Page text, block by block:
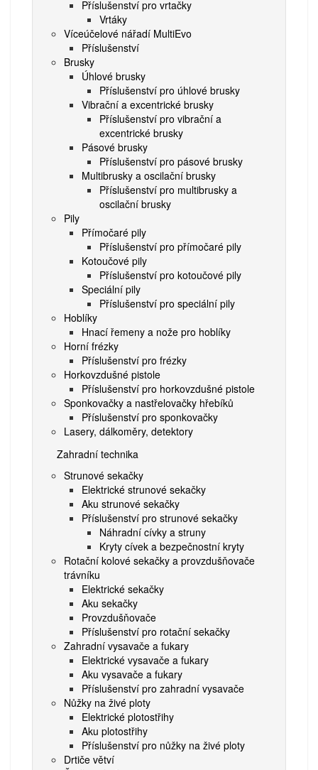
Příslušenství pro vrtačky
Vrtáky
Víceúčelové nářadí MultiEvo
Příslušenství
Brusky
Úhlové brusky
Příslušenství pro úhlové brusky
Vibrační a excentrické brusky
Příslušenství pro vibrační a
excentrické brusky
Pásové brusky
Příslušenství pro pásové brusky
Multibrusky a oscilační brusky
Příslušenství pro multibrusky a
oscilační brusky
Pily
Přímočaré pily
Příslušenství pro přímočaré pily
Kotoučové pily
Příslušenství pro kotoučové pily
Speciální pily
Příslušenství pro speciální pily
Hoblíky
Hnací řemeny a nože pro hoblíky
Horní frézky
Příslušenství pro frézky
Horkovzdušné pistole
Příslušenství pro horkovzdušné pistole
Sponkovačky a nastřelovačky hřebíků
Příslušenství pro sponkovačky
Lasery, dálkoměry, detektory
Zahradní technika
Strunové sekačky
Elektrické strunové sekačky
Aku strunové sekačky
Příslušenství pro strunové sekačky
Náhradní cívky a struny
Kryty cívek a bezpečnostní kryty
Rotační kolové sekačky a provzdušňovače
trávníku
Elektrické sekačky
Aku sekačky
Provzdušňovače
Příslušenství pro rotační sekačky
Zahradní vysavače a fukary
Elektrické vysavače a fukary
Aku vysavače a fukary
Příslušenství pro zahradní vysavače
Nůžky na živé ploty
Elektrické plotostřihy
Aku plotostřihy
Příslušenství pro nůžky na živé ploty
Drtiče větví